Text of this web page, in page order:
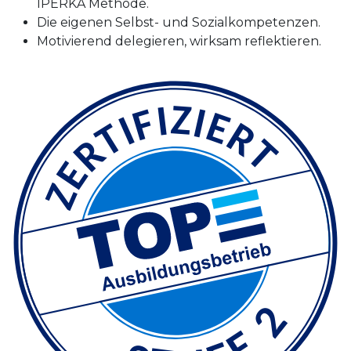
IPERKA Methode.
Die eigenen Selbst- und Sozialkompetenzen.
Motivierend delegieren, wirksam reflektieren.